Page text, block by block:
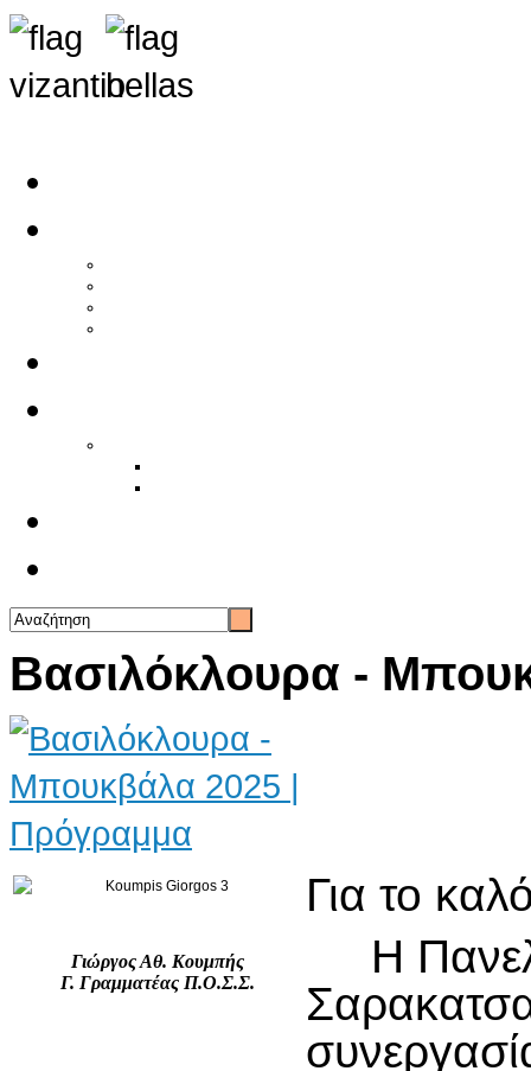
Βασιλόκλουρα -
Γιώργος Αθ. Κουμπής
Γ. Γραμματέας Π.Ο.Σ.Σ.
Για το
Η